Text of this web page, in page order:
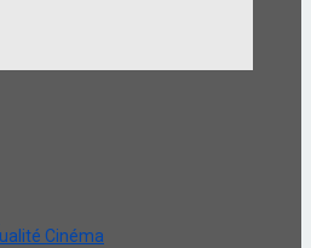
Cinéma